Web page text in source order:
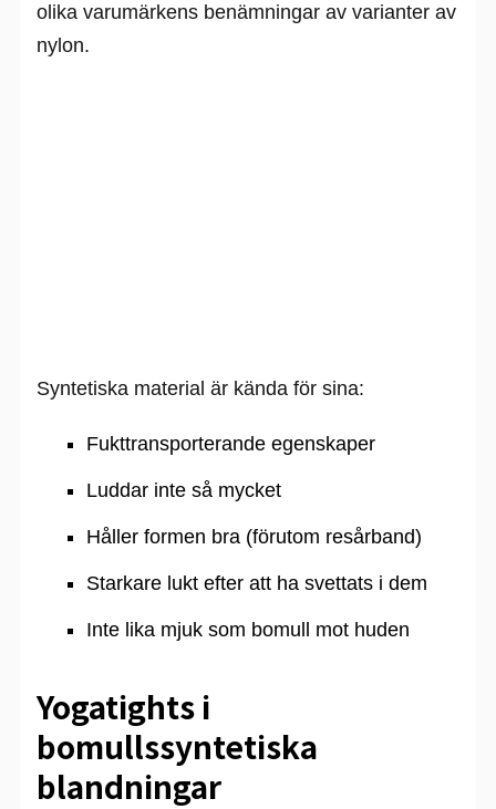
olika varumärkens benämningar av varianter av
nylon.
Syntetiska material är kända för sina:
Fukttransporterande egenskaper
Luddar inte så mycket
Håller formen bra (förutom resårband)
Starkare lukt efter att ha svettats i dem
Inte lika mjuk som bomull mot huden
Yogatights i
bomullssyntetiska
blandningar